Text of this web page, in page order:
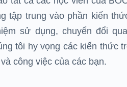
tập trung vào phần kiến
sử dụng, chuyển đổi
tôi hy vọng các kiến thức
và công việc của các bạn.